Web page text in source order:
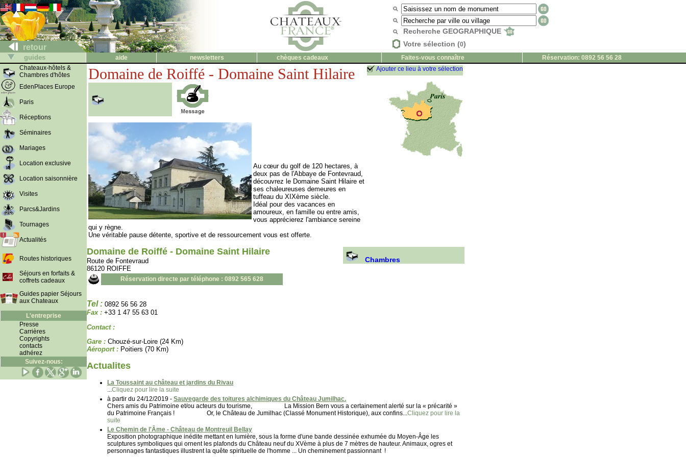
retour
Recherche GEOGRAPHIQUE
Votre sélection (0)
guides aide newsletters chèques cadeaux Faites-vous connaître
Réservation: 0892 56 56 28
Chateaux-hôtels &
Chambres d'hôtes
EdenPlaces Europe
Paris
Réceptions
Séminaires
Mariages
Location exclusive
Location saisonnière
Visites
Parcs&Jardins
Tournages
Actualités
Routes historiques
Séjours en forfaits &
coffrets cadeaux
Guides papier Séjours
aux Chateaux
L'entreprise
Presse
Carrières
Copyrights
contacts
adhérez
Suivez-nous:
Domaine de Roiffé - Domaine Saint Hilaire
Au cœur du golf de 120 hectares, à
deux pas de l'Abbaye de Fontevraud,
découvrez le Domaine Saint Hilaire et
ses chaleureuses demeures en
tuffeau du XIXème siècle.
Idéal pour des vacances en
amoureux, en famille ou entre amis,
vous apprécierez l'ambiance sereine
qui y règne.
Une véritable pause détente, sportive et de ressourcement vous est offerte.
Ajouter ce lieu à votre sélection
Domaine de Roiffé - Domaine Saint Hilaire
Route de Fontevraud
86120 ROIFFE
Réservation directe par téléphone : 0892 565 628
Tel : 0892 56 56 28
Fax : +33 1 47 55 63 01
Contact :
Gare : Chouzé-sur-Loire (24 Km)
Aéroport : Poitiers (70 Km)
Chambres
Actualites
La Toussaint au château et jardins du Rivau
...Cliquez pour lire la suite
à partir du 24/12/2019 - Sauvegarde des toitures alchimiques du Château Jumilhac.
Chers amis du Patrimoine et/ou acteurs du tourisme, La Mission Bern vous a certainement alerté sur la « précarité »
du Patrimoine Français ! Or, le Château de Jumilhac (Classé Monument Historique), aux confins...Cliquez pour lire la
suite
Le Chemin de l'Âme - Château de Montreuil Bellay
Exposition photographique inédite mettant en lumière, sous la forme d'une bande dessinée exhumée du Moyen-Âge les
sculptures symboliques qui ornent les plafonds du Château neuf du XVème à plus de 7 mètres de hauteur. Animaux, ogres et
personnages fantastiques illustrent la quête spirituelle de l'homme ... Un cheminement passionnant !